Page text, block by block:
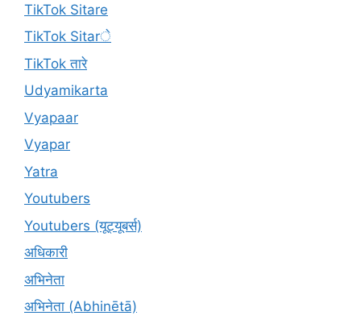
TikTok Sitare
TikTok Sitarे
TikTok तारे
Udyamikarta
Vyapaar
Vyapar
Yatra
Youtubers
Youtubers (यूट्यूबर्स)
अधिकारी
अभिनेता
अभिनेता (Abhinētā)